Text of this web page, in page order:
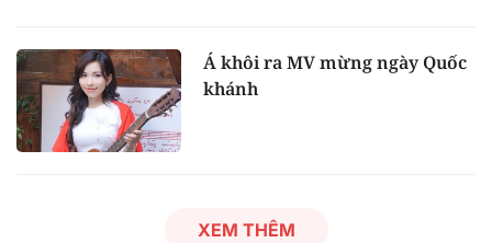
Á khôi ra MV mừng ngày Quốc
khánh
XEM THÊM